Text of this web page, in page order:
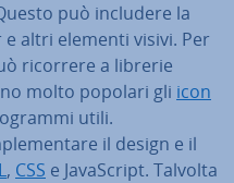
può includere la
altri elementi visivi. Per
ricorrere a librerie
molto popolari gli icon
utili.
il design e il
, CSS e Ja­va­Script. Talvolta